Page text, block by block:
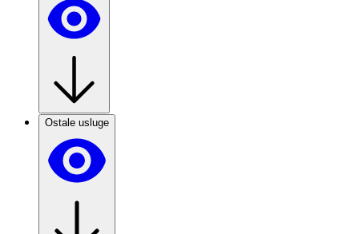
Ostale usluge